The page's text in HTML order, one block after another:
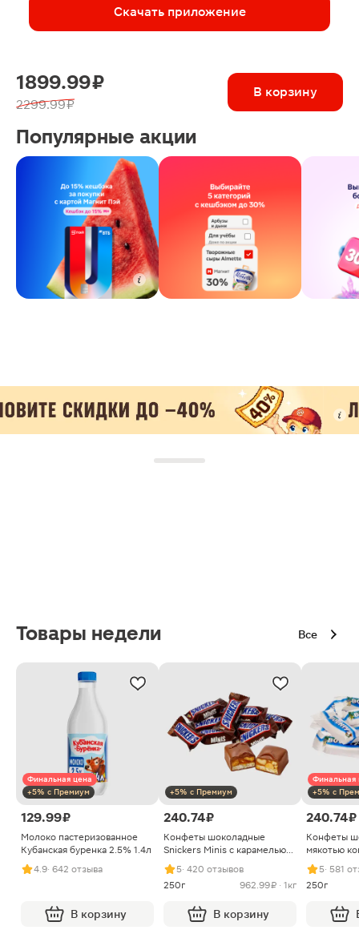
Скачать приложение
1899.99 ₽
2299.99 ₽
В корзину
Популярные акции
Товары недели Все
Финальная цена
+5% с Премиум
129.99 ₽
Молоко пастеризованное
Кубанская буренка 2.5% 1.4л
4.9· 642 отзыва
В корзину
+5% с Премиум
240.74 ₽
Конфеты шоколадные
Snickers Minis с карамелью
арахисом и нугой
5· 420 отзывов
250г
962.99 ₽ · 1кг
В корзину
Финальная
+5% с
240.74 ₽
Конфеты
мякотью
5· 581
250г